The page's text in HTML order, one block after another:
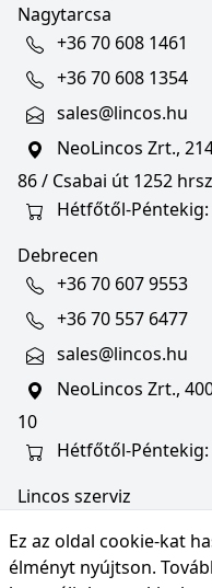
Ez az oldal cookie-kat
élményt nyújtson.
Nagytarcsa
+36 70 608 1461
+36 70 608 1354
sales@lincos.hu
NeoLincos Zrt.,
86 / Csabai út 1252
Hétfőtől-Péntekig:
Debrecen
+36 70 607 9553
+36 70 557 6477
sales@lincos.hu
NeoLincos Zrt.,
10
Hétfőtől-Péntekig:
Lincos szerviz
NeoLincos Zrt.,